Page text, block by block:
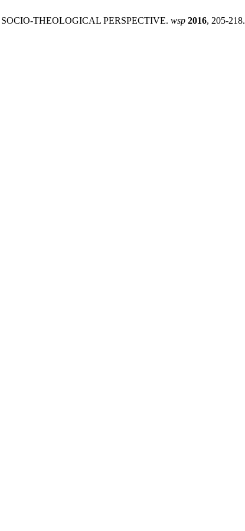
THEOLOGICAL PERSPECTIVE. wsp 2016, 205-218.